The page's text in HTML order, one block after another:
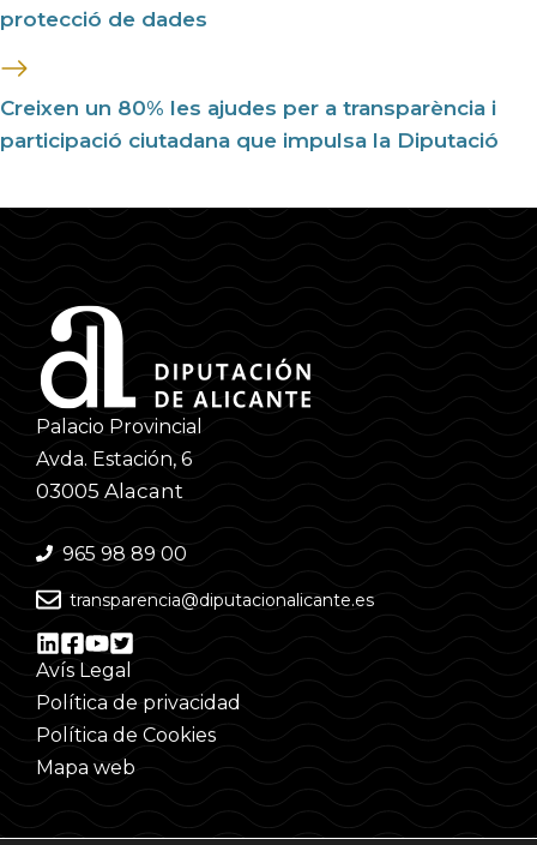
protecció de dades
Creixen un 80% les ajudes per a transparència i
participació ciutadana que impulsa la Diputació
Palacio Provincial
Avda. Estación, 6
03005 Alacant
965 98 89 00
transparencia@diputacionalicante.es
Avís Legal
Política de privacidad
Política de Cookies
Mapa web